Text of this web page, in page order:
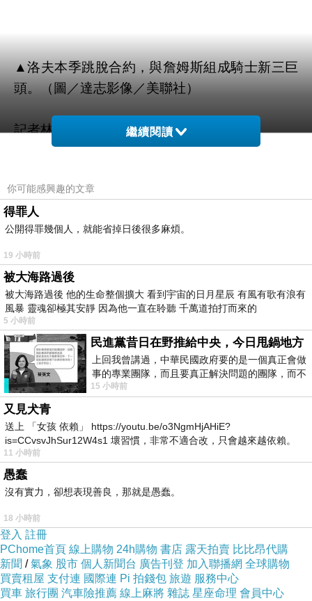
▲洛夫本季跳脫合約，與詹姆斯組成騎士新三巨
頭。（圖／達志影像／美聯社）
記者林宋以情／綜合報導
本季交易至克里夫蘭改披騎士戰袍，與「小皇
帝」詹姆斯(LeBron James)、厄文(Kyrie Irving)
共組新三巨頭，但這位前「狼王」顯然不認為自
己重返灰狼主場，能受到與老將賈奈特(Kevin
Garnett)的同等對待，認為噓聲或許會大過歡
呼。
洛夫燒烤推薦 新莊去年夏天跳脫合約，與騎士完
成5年1.2億美金(約38億新台幣)續約，希望拚得
生涯首座總冠軍，但此決定也讓灰狼球迷徹底心
碎。
對於1日即將首度回到灰狼標靶主場(Target
Center)，挑戰騎士本季10連勝的洛夫也自知不
大可能受到球迷歡迎，「要我說真心話嗎？我想
NBA生涯自灰狼起家的洛夫，當年被視為賈奈特
接班人，3度入選明星賽並為美國留下奧運金
牌。但這位26歲大前鋒，披灰狼戰袍6年來卻未
繼續閱讀
你可能感興趣的文章
得罪人
公開得罪幾個人，就能省掉日後很多麻煩。
19 小時前
被大海路過後
被大海路過後 他的生命整個擴大 看到宇宙的日月星辰 有風有歌有浪有
風暴 靈魂卻極其安靜 因為他一直在聆聽 千萬道拍打而來的
5 小時前
民進黨昔日在野推給中央，今日甩鍋地方
上回我曾講過，中華民國政府要的是一個真正會做
事的專業團隊，而且要真正解決問題的團隊，而不
是只會到處甩鍋的雙標團隊，最近民進黨
15 小時前
又見犬青
送上 「女孩 依賴」 https://youtu.be/o3NgmHjAHiE?
is=CCvsvJhSur12W4s1 壞習慣，非常不適合改，只會越來越依賴。
我害怕的
11 小時前
愚蠢
沒有實力，卻想表現善良，那就是愚蠢。
18 小時前
登入 註冊
PChome首頁 線上購物 24h購物 書店 露天拍賣 比比昂代購
新聞 /氣象 股市 個人新聞台 廣告刊登 加入聯播網 全球購物
買賣租屋 支付連 國際連 Pi 拍錢包 旅遊 服務中心
買車 旅行團 汽車險推薦 線上麻將 雜誌 星座命理 會員中心